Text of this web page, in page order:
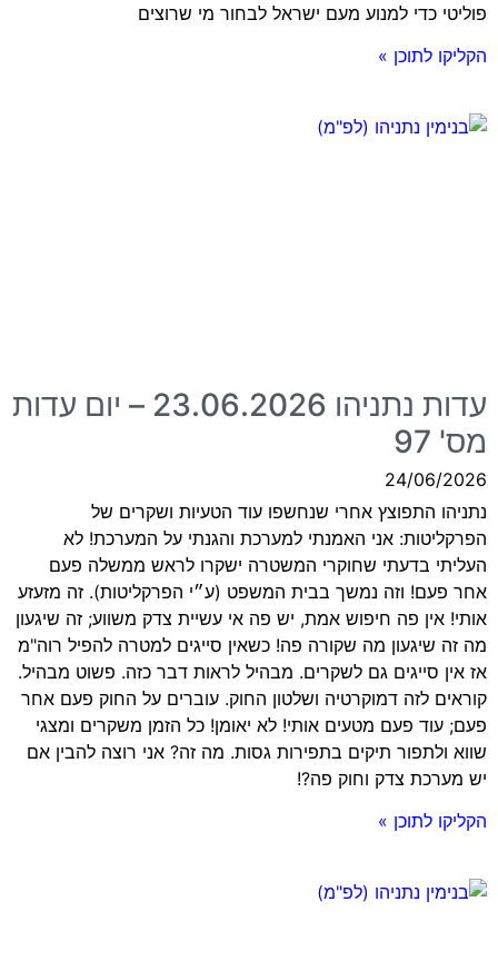
פוליטי כדי למנוע מעם ישראל לבחור מי שרוצים
הקליקו לתוכן »
עדות נתניהו 23.06.2026 – יום עדות
מס' 97
24/06/2026
נתניהו התפוצץ אחרי שנחשפו עוד הטעיות ושקרים של
הפרקליטות: אני האמנתי למערכת והגנתי על המערכת! לא
העליתי בדעתי שחוקרי המשטרה ישקרו לראש ממשלה פעם
אחר פעם! וזה נמשך בבית המשפט (ע״י הפרקליטות). זה מזעזע
אותי! אין פה חיפוש אמת, יש פה אי עשיית צדק משווע; זה שיגעון
מה זה שיגעון מה שקורה פה! כשאין סייגים למטרה להפיל רוה"מ
אז אין סייגים גם לשקרים. מבהיל לראות דבר כזה. פשוט מבהיל.
קוראים לזה דמוקרטיה ושלטון החוק. עוברים על החוק פעם אחר
פעם; עוד פעם מטעים אותי! לא יאומן! כל הזמן משקרים ומצגי
שווא ולתפור תיקים בתפירות גסות. מה זה? אני רוצה להבין אם
יש מערכת צדק וחוק פה?!
הקליקו לתוכן »